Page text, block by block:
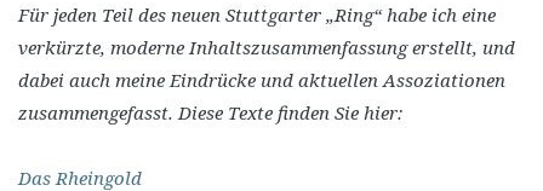
Für jeden Teil des neuen Stuttgarter „Ring“ habe ich eine
verkürzte, moderne Inhaltszusammenfassung erstellt, und
dabei auch meine Eindrücke und aktuellen Assoziationen
zusammengefasst. Diese Texte finden Sie hier:
Das Rheingold